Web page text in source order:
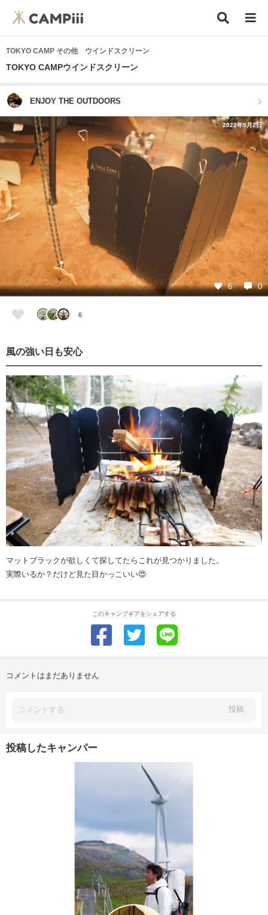
TOKYO CAMP その他 ウインドスクリーン
TOKYO CAMPウインドスクリーン
ENJOY THE OUTDOORS
2022年5月2日
6 0
6
風の強い日も安心
マットブラックが欲しくて探してたらこれが見つかりました。
実際いるか？だけど見た目かっこいい😍
このキャンプギアをシェアする
コメントはまだありません
投稿
投稿したキャンパー